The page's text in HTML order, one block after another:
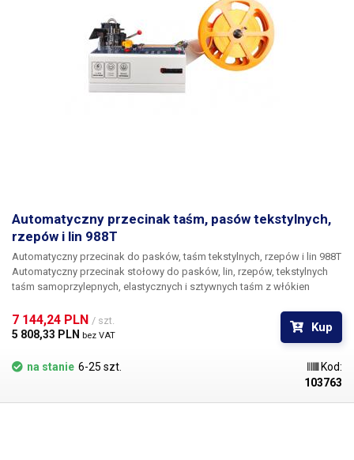
Automatyczny przecinak taśm, pasów tekstylnych,
rzepów i lin 988T
Automatyczny przecinak do pasków, taśm tekstylnych, rzepów i lin 988T
Automatyczny przecinak stołowy do pasków, lin, rzepów, tekstylnych
taśm samoprzylepnych, elastycznych i sztywnych taśm z włókien
ciętego materiału. Tnie paski, taśmy, liny i tekstylia o szerokości do 85
mm Automatyczna obcinarka umożliwia szybkie i łatwe cięcie pasków,
taśm tekstylnych i gumowych, lin, sznurków, rzepów i innych materiałów
tekstylnych o szerokości do 85 mm. Przecinarka jest wyposażona w
gorący nóż z prostym cięciem i regulowanym zakresem temperatur od
aby zapobiec strzępieniu (zwykle pasków), w razie potrzeby
7 144,24 PLN / szt.
5 808,33 PLN bez VAT
Kup
na stanie 6-25 szt.
Kod:
103763